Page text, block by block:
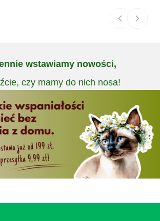
wstawiamy nowości,
czy mamy do nich nosa!